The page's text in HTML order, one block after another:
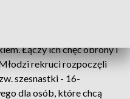
Łączy ich chęć obrony i
rekruci rozpoczęli
szesnastki - 16-
dla osób, które chcą